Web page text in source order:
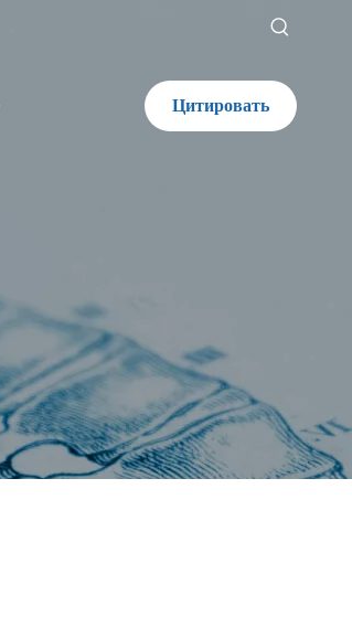
Цитировать